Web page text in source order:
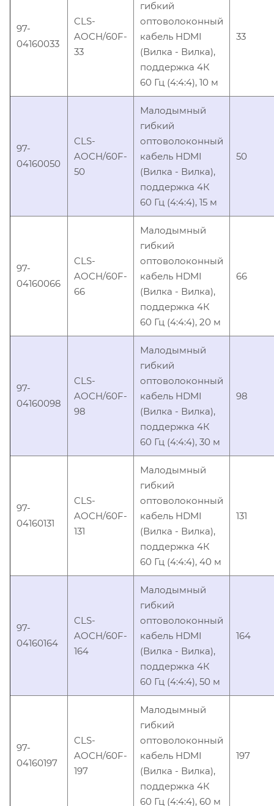
97-
04160033
CLS-
AOCH/60F-
33
гибкий
оптоволоконный
кабель HDMI
(Вилка - Вилка),
поддержка 4К
60 Гц (4:4:4), 10 м
33
97-
04160050
CLS-
AOCH/60F-
50
Малодымный
гибкий
оптоволоконный
кабель HDMI
(Вилка - Вилка),
поддержка 4К
60 Гц (4:4:4), 15 м
50
97-
04160066
CLS-
AOCH/60F-
66
Малодымный
гибкий
оптоволоконный
кабель HDMI
(Вилка - Вилка),
поддержка 4К
60 Гц (4:4:4), 20 м
66
97-
04160098
CLS-
AOCH/60F-
98
Малодымный
гибкий
оптоволоконный
кабель HDMI
(Вилка - Вилка),
поддержка 4К
60 Гц (4:4:4), 30 м
98
97-
04160131
CLS-
AOCH/60F-
131
Малодымный
гибкий
оптоволоконный
кабель HDMI
(Вилка - Вилка),
поддержка 4К
60 Гц (4:4:4), 40 м
131
97-
04160164
CLS-
AOCH/60F-
164
Малодымный
гибкий
оптоволоконный
кабель HDMI
(Вилка - Вилка),
поддержка 4К
60 Гц (4:4:4), 50 м
164
97-
04160197
CLS-
AOCH/60F-
197
Малодымный
гибкий
оптоволоконный
кабель HDMI
(Вилка - Вилка),
поддержка 4К
60 Гц (4:4:4), 60 м
197